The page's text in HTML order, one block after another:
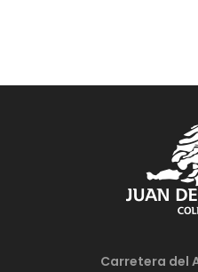
Carretera del